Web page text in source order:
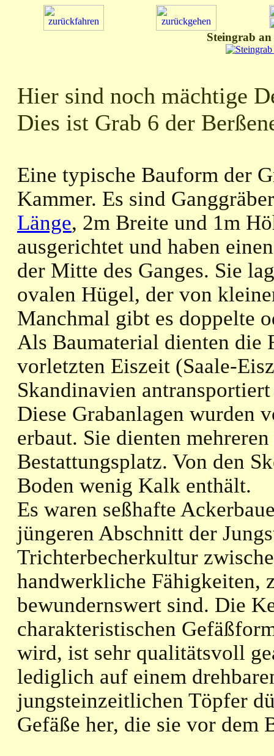
Steingrab
Hier sind noch mächtige
Dies ist Grab 6 der
Eine typische Bauform der
Kammer. Es sind
Länge, 2m Breite und 1m
ausgerichtet und haben
der Mitte des Ganges. Sie
ovalen Hügel, der von
Manchmal gibt es doppelte
Als Baumaterial dienten die
vorletzten Eiszeit (Saale-
Skandinavien
Diese Grabanlagen wurden
erbaut. Sie dienten
Bestattungsplatz. Von den
Boden wenig Kalk enthält.
Es waren seßhafte
jüngeren Abschnitt der
Trichterbecherkultur
handwerkliche Fähigkeiten,
bewundernswert sind. Die
charakteristischen
wird, ist sehr qualitätsvoll
lediglich auf einem
jungsteinzeitlichen Töpfer
Gefäße her, die sie vor dem